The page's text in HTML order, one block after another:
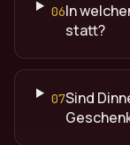
06In
statt?
07Sind